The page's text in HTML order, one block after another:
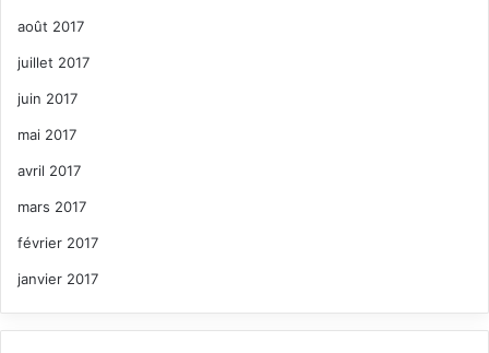
août 2017
juillet 2017
juin 2017
mai 2017
avril 2017
mars 2017
février 2017
janvier 2017